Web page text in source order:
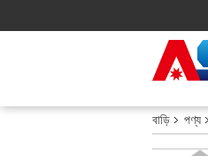
বাড়ি পণ্য